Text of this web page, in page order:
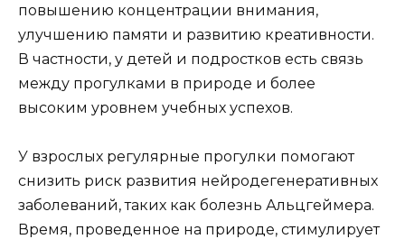
повышению концентрации внимания,
улучшению памяти и развитию креативности.
В частности, у детей и подростков есть связь
между прогулками в природе и более
высоким уровнем учебных успехов.
У взрослых регулярные прогулки помогают
снизить риск развития нейродегенеративных
заболеваний, таких как болезнь Альцгеймера.
Время, проведенное на природе, стимулирует